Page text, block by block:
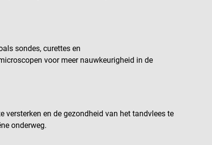
sondes, curettes en
voor meer nauwkeurigheid in de
en de gezondheid van het tandvlees te
onderweg.